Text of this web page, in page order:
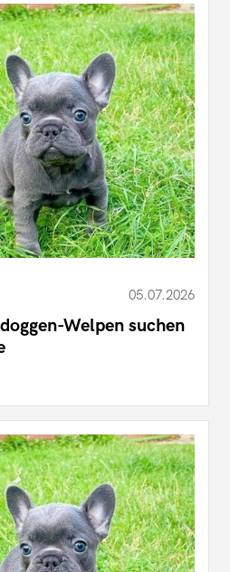
05.07.2026
Welpen suchen